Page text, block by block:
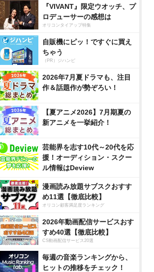
『VIVANT』限定ウオッチ、プ
ロデューサーの感想は
オリコンタイアップ特集
自販機にピッ！ですぐに買え
ちゃう
（PR）ジハンピ
2026年7月夏ドラマも、注目
作＆話題作が勢ぞろい！
【夏アニメ2026】7月期夏の
新アニメを一挙紹介！
芸能界を志す10代～20代を応
援！オーディション・スクー
ル情報はDeview
漫画読み放題サブスクおすす
め11選【徹底比較】
オリコン顧客満足度ランキング
2026年動画配信サービスおす
すめ40選【徹底比較】
CS動画配信サービス20選
毎週の音楽ランキングから、
ヒットの推移をチェック！